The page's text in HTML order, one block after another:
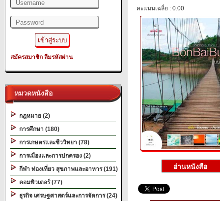
สมัครสมาชิก ลืมรหัสผ่าน
หมวดหนังสือ
กฎหมาย (2)
การศึกษา (180)
การเกษตรและชีววิทยา (78)
การเมืองและการปกครอง (2)
กีฬา ท่องเที่ยว สุขภาพและอาหาร (191)
คอมพิวเตอร์ (77)
ธุรกิจ เศรษฐศาสตร์และการจัดการ (24)
คะแนนเฉลี่ย : 0.00